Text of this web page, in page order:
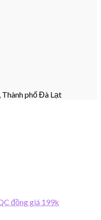
Thành phố Đà Lạt
đồng giá 199k